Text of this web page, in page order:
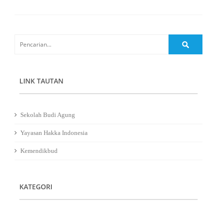
LINK TAUTAN
Sekolah Budi Agung
Yayasan Hakka Indonesia
Kemendikbud
KATEGORI